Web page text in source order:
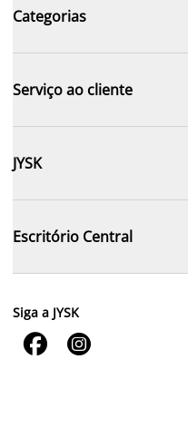
Categorias
Serviço ao cliente
JYSK
Escritório Central
Siga a JYSK
 